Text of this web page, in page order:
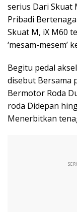
serius Dari Skuat
Pribadi
Skuat M, iX M60
‘mesam-mesem’
Begitu pedal
disebut Bersama
Bermotor Roda
roda Didepan
Menerbitkan